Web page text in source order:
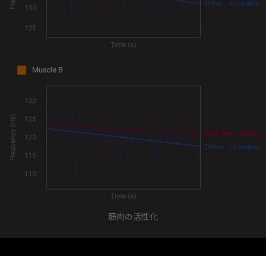
筋肉の活性化